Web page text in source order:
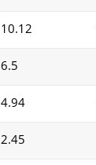
10.12
6.5
4.94
2.45